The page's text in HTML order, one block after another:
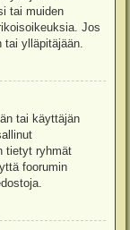
tai muiden
Jos
ylläpitäjään.
tai käyttäjän
tietyt ryhmät
foorumin